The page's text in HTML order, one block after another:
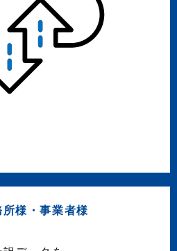
様・事業者様